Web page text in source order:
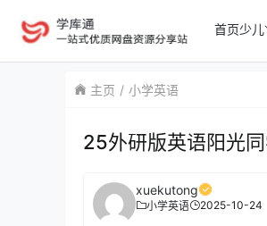
首页少儿
主页 小学英语
25外研版英语阳光
xuekutong
小学英语 2025-10-24